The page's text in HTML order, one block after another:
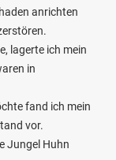
anrichten
lagerte ich mein
in
fand ich mein
vor.
Jungel Huhn